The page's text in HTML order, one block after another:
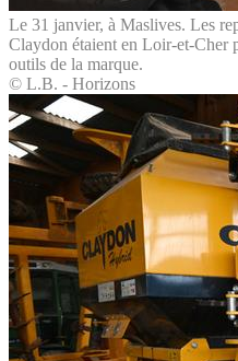
Le 31 janvier, à Maslives. Les
Claydon étaient en Loir-et-Cher
outils de la marque.
© L.B. - Horizons